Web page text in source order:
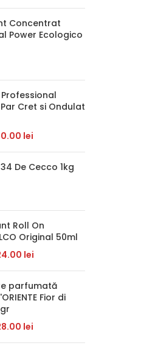
Concentrat
Power Ecologico
Cret si Ondulat
lei
De Cecco 1kg
Roll On
Original 50ml
lei
parfumată
Fior di
lei